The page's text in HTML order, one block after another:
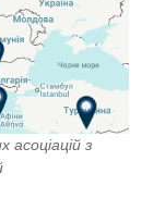
асоціацій з